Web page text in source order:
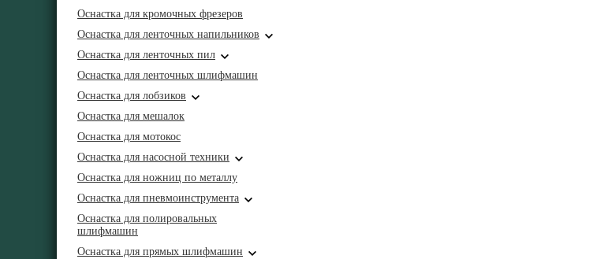
Оснастка для кромочных фрезеров
Оснастка для ленточных напильников
Оснастка для ленточных пил
Оснастка для ленточных шлифмашин
Оснастка для лобзиков
Оснастка для мешалок
Оснастка для мотокос
Оснастка для насосной техники
Оснастка для ножниц по металлу
Оснастка для пневмоинструмента
Оснастка для полировальных
шлифмашин
Оснастка для прямых шлифмашин